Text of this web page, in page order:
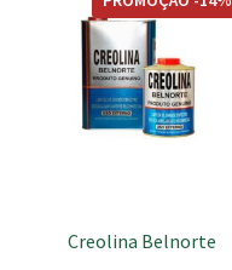
Creolina Belnorte
product
multiple
variants.
chosen